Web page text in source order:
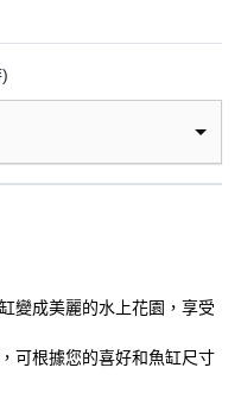
變成美麗的水上花園，享受
可根據您的喜好和魚缸尺寸